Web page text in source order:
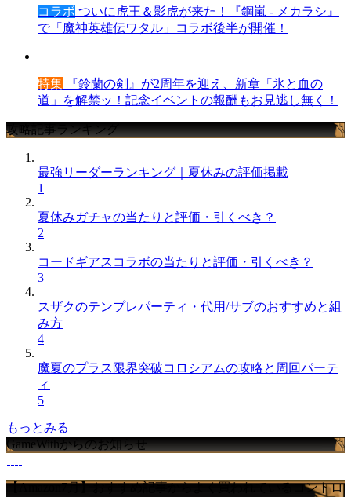
コラボ ついに虎王＆影虎が来た！『鋼嵐 - メカラシ』
で「魔神英雄伝ワタル」コラボ後半が開催！
特集 『鈴蘭の剣』が2周年を迎え、新章「氷と血の
道」を解禁ッ！記念イベントの報酬もお見逃し無く！
攻略記事ランキング
最強リーダーランキング｜夏休みの評価掲載
1
夏休みガチャの当たりと評価・引くべき？
2
コードギアスコラボの当たりと評価・引くべき？
3
スザクのテンプレパーティ・代用/サブのおすすめと組
み方
4
魔夏のプラス限界突破コロシアムの攻略と周回パーテ
ィ
5
もっとみる
GameWithからのお知らせ
【Amazon7月】おすすめ記事からよく買われているコントロ